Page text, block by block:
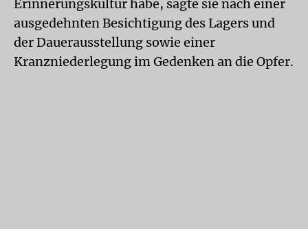
Erinnerungskultur habe, sagte sie nach einer
ausgedehnten Besichtigung des Lagers und
der Dauerausstellung sowie einer
Kranzniederlegung im Gedenken an die Opfer.